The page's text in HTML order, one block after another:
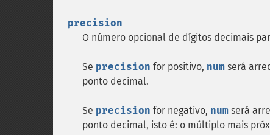
precision
O número opcional de dígitos decimais
Se precision for positivo, num será
ponto decimal.
Se precision for negativo, num será
ponto decimal, isto é: o múltiplo mais